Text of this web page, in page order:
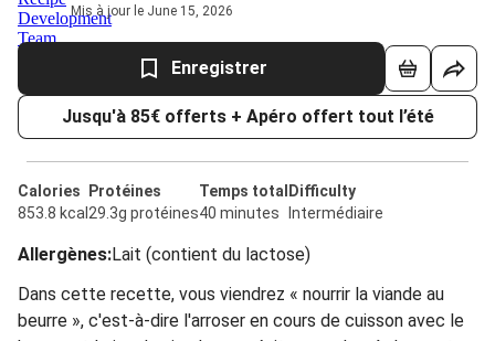
Mis à jour le June 15, 2026
Enregistrer
Jusqu'à 85€ offerts + Apéro offert tout l’été
Calories
853.8 kcal
Protéines
29.3g protéines
Temps total
40 minutes
Difficulty
Intermédiaire
Allergènes:Lait (contient du lactose)
Dans cette recette, vous viendrez « nourrir la viande au
beurre », c'est-à-dire l'arroser en cours de cuisson avec le